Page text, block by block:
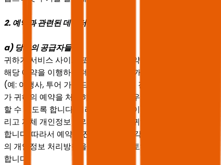
2. 예약과 관련된 데이터 전송
a) 당사의 공급자들
귀하가 서비스 사이트 또는 앱에서 예약을 하는 경우, 당사는
해당 예약을 이행하는 데 필요한 모든 개인정보를 해당 제공자
(예: 여행사, 투어 가이드, 장소 등)에게 전송하여, 운송 제공자
가 귀하의 예약을 처리하고 필요한 경우 개인화된 티켓을 발급
할 수 있도록 합니다. 이러한 제3자는 이후 자체 책임하에, 그
리고 자체 개인정보 처리방침에 따라 귀하의 개인정보를 처리
합니다. 따라서 예약을 진행하기 전에 각 운송 서비스 제공자
의 개인정보 처리방침을 주의 깊게 검토하실 것을 강력히 권장
합니다.